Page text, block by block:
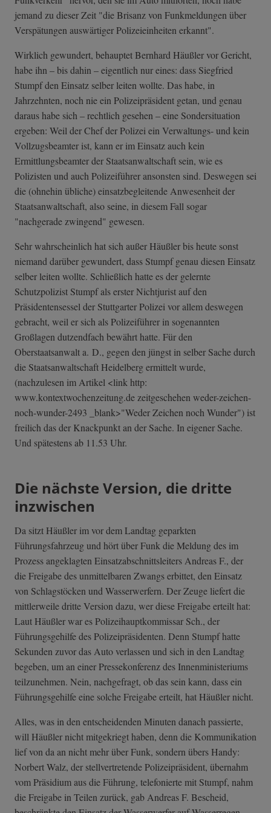
jemand zu dieser Zeit "die Brisanz von Funkmeldungen über
Verspätungen auswärtiger Polizeieinheiten erkannt".
Wirklich gewundert, behauptet Bernhard Häußler vor Gericht,
habe ihn – bis dahin – eigentlich nur eines: dass Siegfried
Stumpf den Einsatz selber leiten wollte. Das habe, in
Jahrzehnten, noch nie ein Polizeipräsident getan, und genau
daraus habe sich – rechtlich gesehen – eine Sondersituation
ergeben: Weil der Chef der Polizei ein Verwaltungs- und kein
Vollzugsbeamter ist, kann er im Einsatz auch kein
Ermittlungsbeamter der Staatsanwaltschaft sein, wie es
Polizisten und auch Polizeiführer ansonsten sind. Deswegen sei
die (ohnehin übliche) einsatzbegleitende Anwesenheit der
Staatsanwaltschaft, also seine, in diesem Fall sogar
"nachgerade zwingend" gewesen.
Sehr wahrscheinlich hat sich außer Häußler bis heute sonst
niemand darüber gewundert, dass Stumpf genau diesen Einsatz
selber leiten wollte. Schließlich hatte es der gelernte
Schutzpolizist Stumpf als erster Nichtjurist auf den
Präsidentensessel der Stuttgarter Polizei vor allem deswegen
gebracht, weil er sich als Polizeiführer in sogenannten
Großlagen dutzendfach bewährt hatte. Für den
Oberstaatsanwalt a. D., gegen den jüngst in selber Sache durch
die Staatsanwaltschaft Heidelberg ermittelt wurde,
(nachzulesen im Artikel <link http:
www.kontextwochenzeitung.de zeitgeschehen weder-zeichen-
n­och-wunder-2493 _blank>"Weder Zeichen noch Wunder") ist
freilich das der Knackpunkt an der Sache. In eigener Sache.
Und spätestens ab 11.53 Uhr.
Die nächste Version, die dritte
inzwischen
Da sitzt Häußler im vor dem Landtag geparkten
Führungsfahrzeug und hört über Funk die Meldung des im
Prozess angeklagten Einsatzabschnittsleiters Andreas F., der
die Freigabe des unmittelbaren Zwangs erbittet, den Einsatz
von Schlagstöcken und Wasserwerfern. Der Zeuge liefert die
mittlerweile dritte Version dazu, wer diese Freigabe erteilt hat:
Laut Häußler war es Polizeihauptkommissar Sch., der
Führungsgehilfe des Polizeipräsidenten. Denn Stumpf hatte
Sekunden zuvor das Auto verlassen und sich in den Landtag
begeben, um an einer Pressekonferenz des Innenministeriums
teilzunehmen. Nein, nachgefragt, ob das sein kann, dass ein
Führungsgehilfe eine solche Freigabe erteilt, hat Häußler nicht.
Alles, was in den entscheidenden Minuten danach passierte,
will Häußler nicht mitgekriegt haben, denn die Kommunikation
lief von da an nicht mehr über Funk, sondern übers Handy:
Norbert Walz, der stellvertretende Polizeipräsident, übernahm
vom Präsidium aus die Führung, telefonierte mit Stumpf, nahm
die Freigabe in Teilen zurück, gab Andreas F. Bescheid,